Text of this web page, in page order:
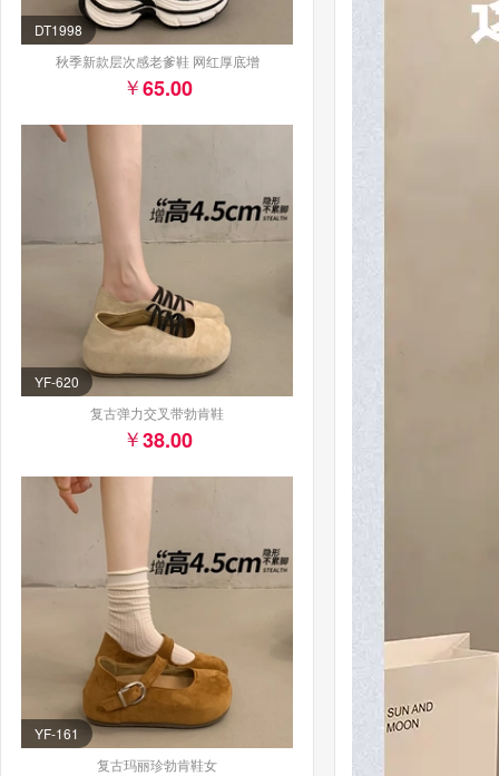
DT1998
秋季新款层次感老爹鞋 网红厚底增
65.00
YF-620
复古弹力交叉带勃肯鞋
38.00
YF-161
复古玛丽珍勃肯鞋女